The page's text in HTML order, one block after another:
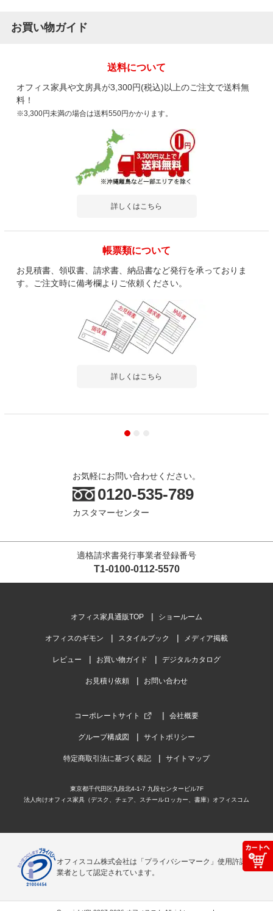
お買い物ガイド
送料について
オフィス家具や文房具が3,300円(税込)以上のご注文で送料無
料！
※3,300円未満の場合は送料550円かかります。
詳しくはこちら
帳票類について
お見積書、領収書、請求書、納品書など発行を承っておりま
す。ご注文時に備考欄よりご依頼ください。
詳しくはこちら
お気軽にお問い合わせください。
0120-535-789
カスタマーセンター
適格請求書発行事業者登録番号
T1-0100-0112-5570
オフィス家具通販TOP ショールーム
オフィスのギモン スタイルブック メディア掲載
レビュー お買い物ガイド デジタルカタログ
お見積り依頼 お問い合わせ
コーポレートサイト 会社概要
グループ構成図 サイトポリシー
特定商取引法に基づく表記 サイトマップ
東京都千代田区九段北4-1-7 九段センタービル7F
法人向けオフィス家具（デスク、チェア、スチールロッカー、書庫）オフィスコム
オフィスコム株式会社は「プライバシーマーク」使用許諾事
業者として認定されています。